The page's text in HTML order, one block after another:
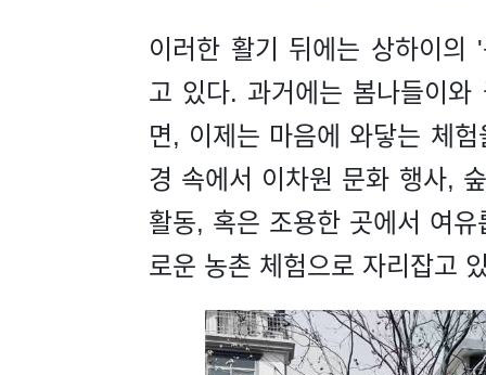
이러한 활기 뒤에는 상하이의
고 있다. 과거에는 봄나들이
면, 이제는 마음에 와닿는 체
경 속에서 이차원 문화 행사,
활동, 혹은 조용한 곳에서 여
로운 농촌 체험으로 자리잡고